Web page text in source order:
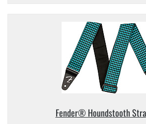
Fender® Houndstooth